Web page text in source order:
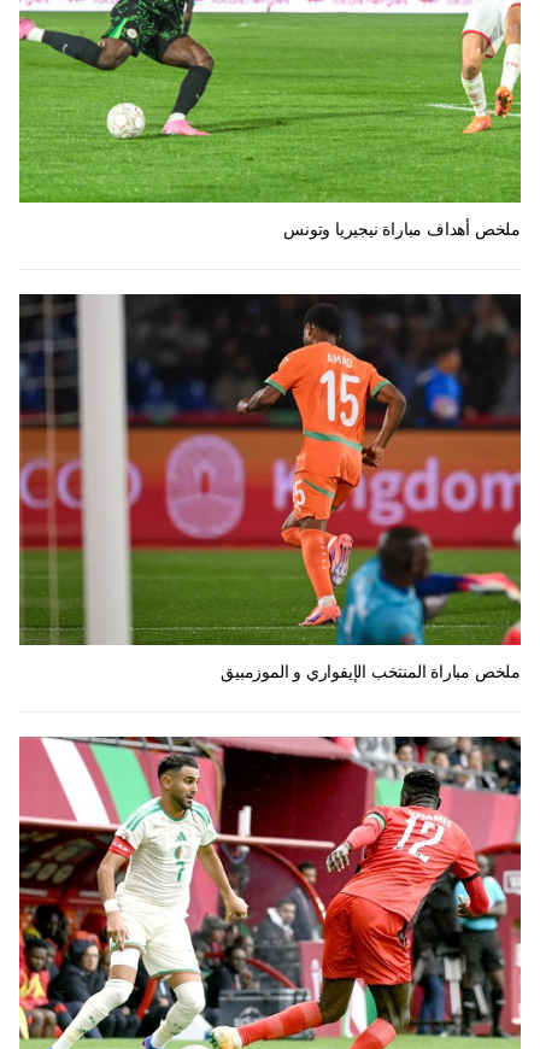
ملخص أهداف مباراة نيجيريا وتونس
ملخص مباراة المنتخب الإيفواري و الموزمبيق